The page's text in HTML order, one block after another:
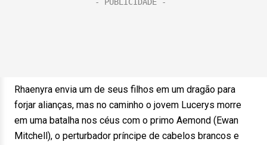
Rhaenyra envia um de seus filhos em um dragão para
forjar alianças, mas no caminho o jovem Lucerys morre
em uma batalha nos céus com o primo Aemond (Ewan
Mitchell), o perturbador príncipe de cabelos brancos e